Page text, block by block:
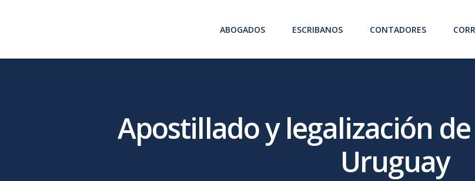
ABOGADOS ESCRIBANOS CONTADORES
Apostillado y legalización
Uruguay